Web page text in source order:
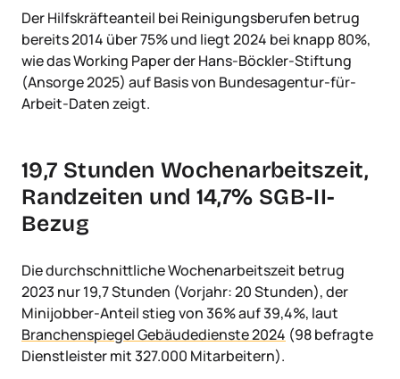
Der Hilfskräfteanteil bei Reinigungsberufen betrug
bereits 2014 über 75% und liegt 2024 bei knapp 80%,
wie das Working Paper der Hans-Böckler-Stiftung
(Ansorge 2025) auf Basis von Bundesagentur-für-
Arbeit-Daten zeigt.
19,7 Stunden Wochenarbeitszeit,
Randzeiten und 14,7% SGB-II-
Bezug
Die durchschnittliche Wochenarbeitszeit betrug
2023 nur 19,7 Stunden (Vorjahr: 20 Stunden), der
Minijobber-Anteil stieg von 36% auf 39,4%, laut
Branchenspiegel Gebäudedienste 2024 (98 befragte
Dienstleister mit 327.000 Mitarbeitern).